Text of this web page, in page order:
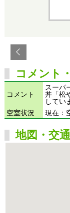
コメント
コメント
スーパ
丼「松
してい
空室状況
現在：
地図・交通